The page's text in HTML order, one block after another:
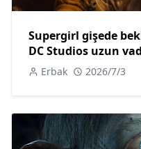
Supergirl gişede
DC Studios uzun
Erbak 2026/7/3